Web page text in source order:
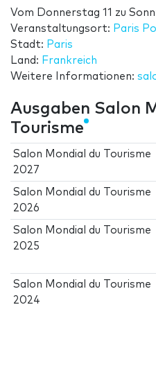
Vom Donnerstag 11 zu
Veranstaltungsort: Paris
Stadt: Paris
Land: Frankreich
Weitere Informationen:
Ausgaben Salon
Tourisme
Salon Mondial du Tourisme
2027
Salon Mondial du Tourisme
2026
Salon Mondial du Tourisme
2025
Salon Mondial du Tourisme
2024